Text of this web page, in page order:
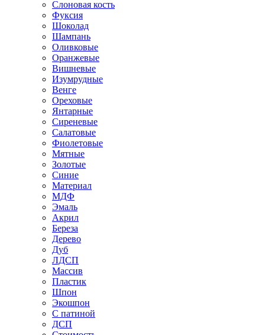
Слоновая кость
Фуксия
Шоколад
Шампань
Оливковые
Оранжевые
Вишневые
Изумрудные
Венге
Ореховые
Янтарные
Сиреневые
Салатовые
Фиолетовые
Мятные
Золотые
Синие
Материал
МДФ
Эмаль
Акрил
Береза
Дерево
Дуб
ЛДСП
Массив
Пластик
Шпон
Экошпон
С патиной
ДСП